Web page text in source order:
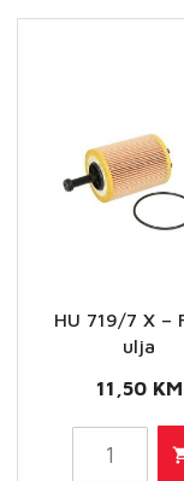
količina
HU 719/7 X –
ulja
11,50 KM